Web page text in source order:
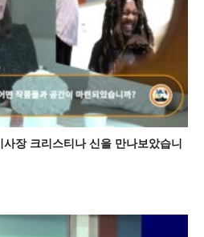
장 크리스티나 신을 만나보았습니